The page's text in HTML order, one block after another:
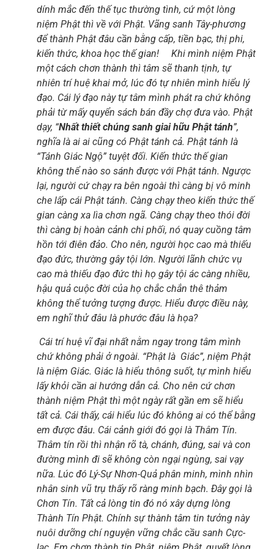
dính mắc đến thế tục thường tình, cứ một lòng
niệm Phật thì về với Phật. Vãng sanh Tây-phương
để thành Phật đâu cần bằng cấp, tiền bạc, thị phi,
kiến thức, khoa học thế gian! Khi mình niệm Phật
một cách chơn thành thì tâm sẽ thanh tịnh, tự
nhiên trí huệ khai mở, lúc đó tự nhiên mình hiểu lý
đạo. Cái lý đạo này tự tâm mình phát ra chứ không
phải từ mấy quyển sách bán đầy chợ đưa vào. Phật
dạy, “Nhất thiết chúng sanh giai hữu Phật tánh”,
nghĩa là ai ai cũng có Phật tánh cả. Phật tánh là
“Tánh Giác Ngộ” tuyệt đối. Kiến thức thế gian
không thể nào so sánh được với Phật tánh. Ngược
lại, người cứ chạy ra bên ngoài thì càng bị vô minh
che lấp cái Phật tánh. Càng chạy theo kiến thức thế
gian càng xa lìa chơn ngã. Càng chạy theo thói đời
thì càng bị hoàn cảnh chi phối, nó quay cuồng tâm
hồn tới điên đảo. Cho nên, người học cao mà thiếu
đạo đức, thường gây tội lớn. Người lãnh chức vụ
cao mà thiếu đạo đức thì họ gây tội ác càng nhiều,
hậu quả cuộc đời của họ chắc chắn thê thảm
không thể tưởng tượng được. Hiểu được điều này,
em nghĩ thử đâu là phước đâu là họa?
Cái trí huệ vĩ đại nhất nằm ngay trong tâm mình
chứ không phải ở ngoài. “Phật là Giác”, niệm Phật
là niệm Giác. Giác là hiểu thông suốt, tự mình hiểu
lấy khỏi cần ai hướng dẫn cả. Cho nên cứ chơn
thành niệm Phật thì một ngày rất gần em sẽ hiểu
tất cả. Cái thấy, cái hiểu lúc đó không ai có thể bằng
em được đâu. Cái cảnh giới đó gọi là Thâm Tín.
Thâm tín rồi thì nhận rõ tà, chánh, đúng, sai và con
đường mình đi sẽ không còn ngại ngùng, sai vạy
nữa. Lúc đó Lý-Sự Nhơn-Quả phân minh, mình nhìn
nhân sinh vũ trụ thấy rõ ràng minh bạch. Đây gọi là
Chơn Tín. Tất cả lòng tin đó nó xây dựng lòng
Thành Tín Phật. Chính sự thành tâm tin tưởng này
nuôi dưỡng chí nguyện vững chắc cầu sanh Cực-